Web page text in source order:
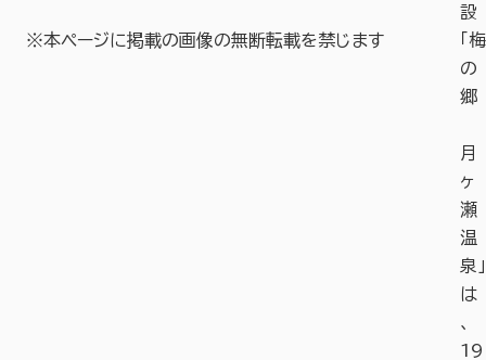
設
※本ページに掲載の画像の無断転載を禁じます
「梅
の
郷
月
ヶ
瀬
温
泉」
は
、
19